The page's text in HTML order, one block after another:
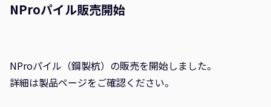
NProパイル販売開始
NProパイル（鋼製杭）の販売を開始しました。
詳細は製品ページをご確認ください。